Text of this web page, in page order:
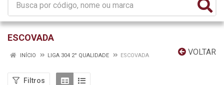
ESCOVADA
VOLTAR
INÍCIO LIGA 304 2° QUALIDADE ESCOVADA
Filtros